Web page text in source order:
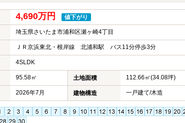
4,690万円 値下がり
埼玉県さいたま市浦和区瀬ヶ崎4丁目
ＪＲ京浜東北・根岸線 北浦和駅 バス11分停歩3分
4SLDK
95.58㎡ 土地面積 112.66㎡(34.08坪)
2026年7月 建物構造 一戸建て/木造